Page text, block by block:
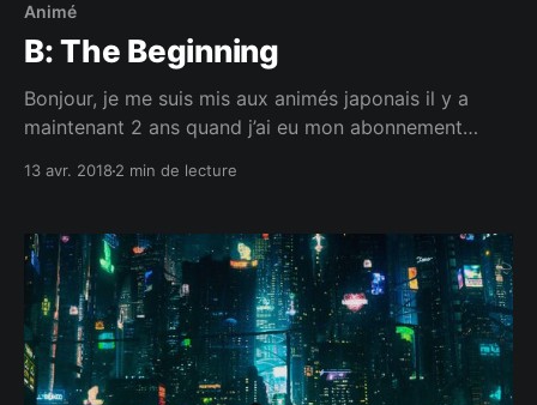
Animé
B: The Beginning
Bonjour, je me suis mis aux animés japonais il y a
maintenant 2 ans quand j’ai eu mon abonnement
13 avr. 2018 2 min de lecture